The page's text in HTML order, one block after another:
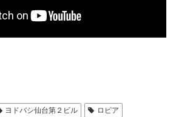
ヨドバシ仙台第２ビル
ロピア